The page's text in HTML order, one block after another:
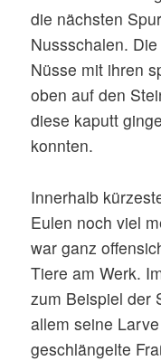
die nächsten
Nussschalen.
Nüsse mit ihren
oben auf den
diese kaputt
konnten.
Innerhalb
Eulen noch viel
war ganz
Tiere am Werk.
zum Beispiel der
allem seine
geschlängelte